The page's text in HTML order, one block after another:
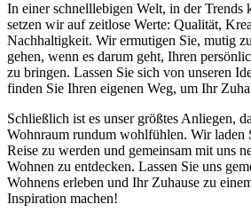
In einer schnelllebigen Welt, in der Trends
setzen wir auf zeitlose Werte: Qualität,
Nachhaltigkeit. Wir ermutigen Sie, mutig
gehen, wenn es darum geht, Ihren
zu bringen. Lassen Sie sich von unseren
finden Sie Ihren eigenen Weg, um Ihr
Schließlich ist es unser größtes Anliegen,
Wohnraum rundum wohlfühlen. Wir laden
Reise zu werden und gemeinsam mit uns
Wohnen zu entdecken. Lassen Sie uns
Wohnens erleben und Ihr Zuhause zu
Inspiration machen!